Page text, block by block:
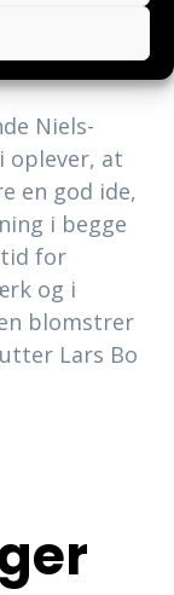
med
over hele
Niels-
oplever, at
en god ide,
i begge
for
og i
blomstrer
Lars Bo